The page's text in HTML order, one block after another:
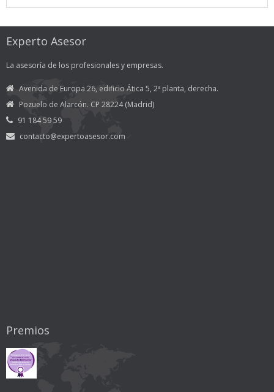
Experto Asesor
La asesoría de los profesionales y empresas.
Avenida de Europa 26, edificio Ática 5, 2ª planta, derecha.
Pozuelo de Alarcón. CP 28224 (Madrid)
91 184 59 59
contacto@expertoasesor.com
Premios